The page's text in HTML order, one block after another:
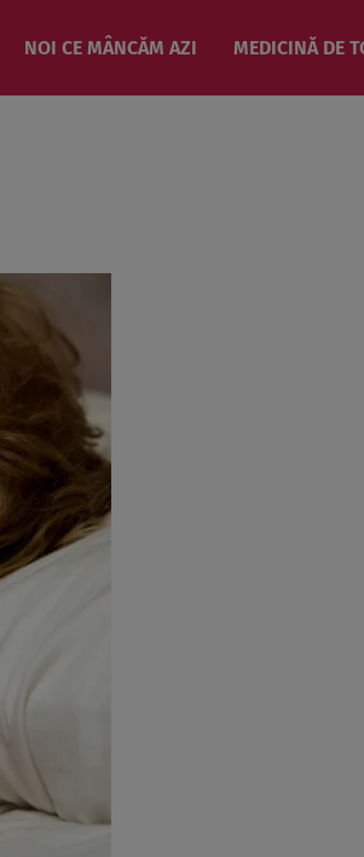
NOI CE MÂNCĂM AZI MEDICINĂ DE